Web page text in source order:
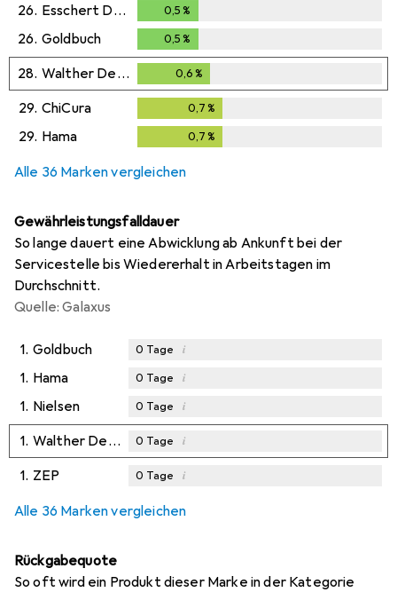
26. Esschert Design 0,5 %
26. Goldbuch 0,5 %
28. Walther Design 0,6 %
29. ChiCura 0,7 %
29. Hama 0,7 %
Alle 36 Marken vergleichen
Gewährleistungsfalldauer
So lange dauert eine Abwicklung ab Ankunft bei der
Servicestelle bis Wiedererhalt in Arbeitstagen im
Durchschnitt.
Quelle: Galaxus
1. Goldbuch 0 Tage i
1. Hama 0 Tage i
1. Nielsen 0 Tage i
1. Walther Design 0 Tage i
1. ZEP 0 Tage i
Alle 36 Marken vergleichen
Rückgabequote
So oft wird ein Produkt dieser Marke in der Kategorie